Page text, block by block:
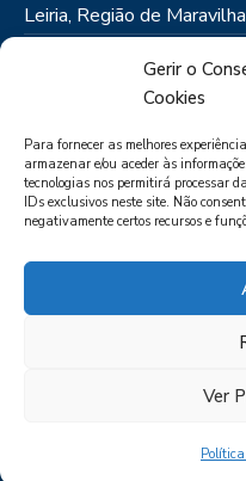
Gerir o
Cookies
Para fornecer as melhores
armazenar e/ou aceder às
tecnologias nos permitirá processar
IDs exclusivos neste site. Não
negativamente certos recursos e
Ver
Leiria, Região de
Roteiros
DAS